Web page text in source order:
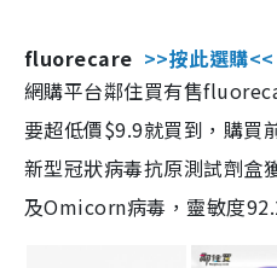
fluorecare >>按此選購<<
網購平台鄰住買有售
要超低價$9.9就買到，購買
新型冠狀病毒抗原測試劑盒
及Omicorn病毒，靈敏度